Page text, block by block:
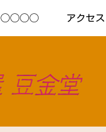
◯◯◯◯ アクセス